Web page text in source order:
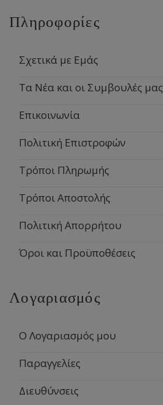
Πληροφορίες
Σχετικά με Εμάς
Τα Νέα και οι Συμβουλές μας
Επικοινωνία
Πολιτική Επιστροφών
Τρόποι Πληρωμής
Τρόποι Αποστολής
Πολιτική Απορρήτου
Όροι και Προϋποθέσεις
Λογαριασμός
Ο Λογαριασμός μου
Παραγγελίες
Διευθύνσεις